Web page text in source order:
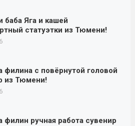
баба Яга и кашей
статуэтки из Тюмени!
филина с повёрнутой головой
из Тюмени!
филин ручная работа сувенир